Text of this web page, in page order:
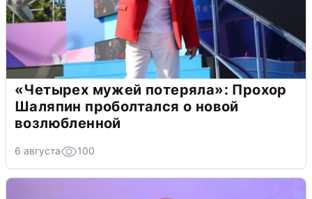
«Четырех мужей потеряла»: Прохор
Шаляпин проболтался о новой
возлюбленной
6 августа 100